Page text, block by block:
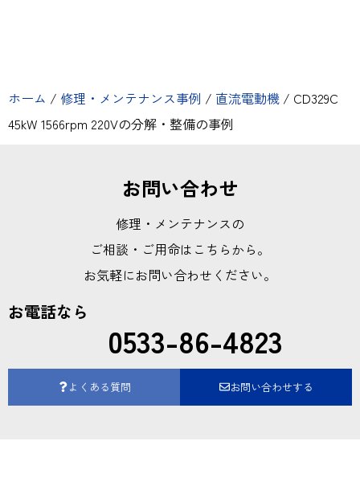
ホーム / 修理・メンテナンス事例 / 直流電動機 / CD329C
45kW 1566rpm 220Vの分解・整備の事例
お問い合わせ
修理・メンテナンスの
ご相談・ご用命はこちらから。
お気軽にお問い合わせください。
お電話なら
0533-86-4823
よくある質問 お問い合わせする